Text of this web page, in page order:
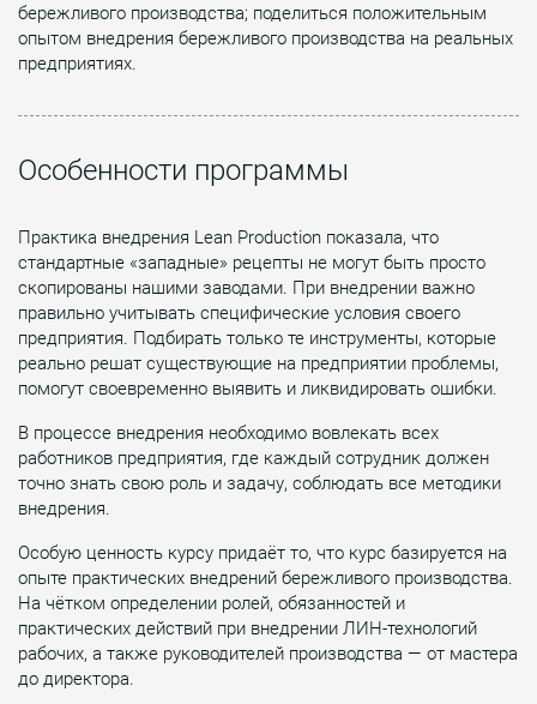
бережливого производства; поделиться положительным
опытом внедрения бережливого производства на реальных
предприятиях.
Особенности программы
Практика внедрения Lean Production показала, что
стандартные «западные» рецепты не могут быть просто
скопированы нашими заводами. При внедрении важно
правильно учитывать специфические условия своего
предприятия. Подбирать только те инструменты, которые
реально решат существующие на предприятии проблемы,
помогут своевременно выявить и ликвидировать ошибки.
В процессе внедрения необходимо вовлекать всех
работников предприятия, где каждый сотрудник должен
точно знать свою роль и задачу, соблюдать все методики
внедрения.
Особую ценность курсу придаёт то, что курс базируется на
опыте практических внедрений бережливого производства.
На чётком определении ролей, обязанностей и
практических действий при внедрении ЛИН-технологий
рабочих, а также руководителей производства — от мастера
до директора.